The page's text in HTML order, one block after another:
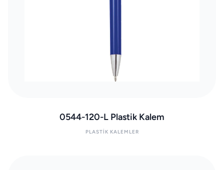
0544-120-L Plastik Kalem
PLASTIK KALEMLER